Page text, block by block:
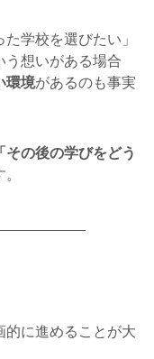
学校を選びたい」
う想いがある場合
環境があるのも事実
その後の学びをどう
的に進めることが大